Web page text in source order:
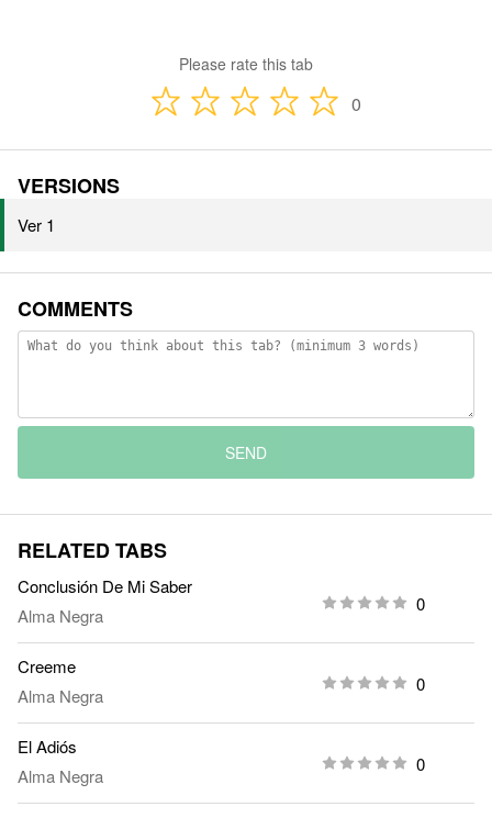
Please rate this tab
0
VERSIONS
Ver 1
COMMENTS
SEND
RELATED TABS
Conclusión De Mi Saber
Alma Negra
0
Creeme
Alma Negra
0
El Adiós
Alma Negra
0